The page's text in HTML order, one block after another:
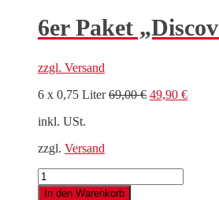
6er Paket
zzgl. Versand
6 x 0,75 Liter69,00€ Ursprünglicher
49,90 €
inkl. USt.
zzgl. Versand
6er
Paket
In den Warenkorb